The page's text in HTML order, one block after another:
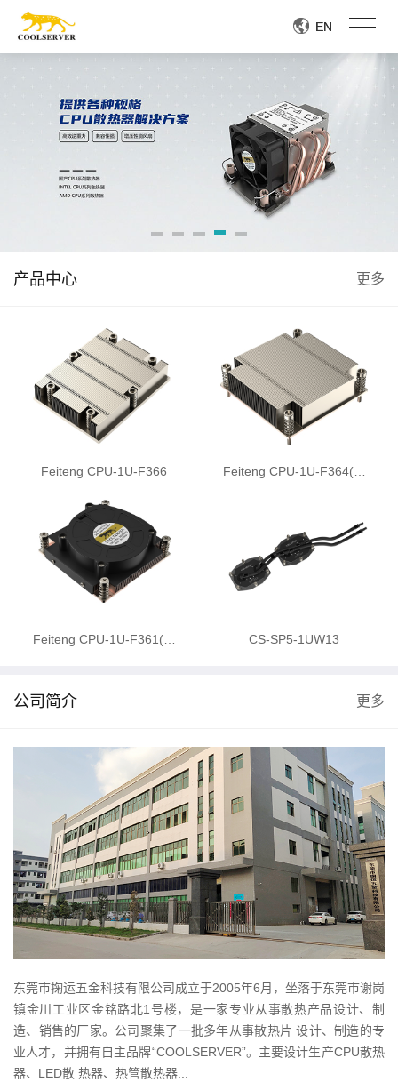
EN
EN
产品中心 更多
Feiteng CPU-1U-F366 Feiteng CPU-1U-F364(…
Feiteng CPU-1U-F361(… CS-SP5-1UW13
公司简介 更多
东莞市掬运五金科技有限公司成立于2005年6月，坐落于东莞市谢岗
镇金川工业区金铭路北1号楼，是一家专业从事散热产品设计、制
造、销售的厂家。公司聚集了一批多年从事散热片 设计、制造的专
业人才，并拥有自主品牌“COOLSERVER”。主要设计生产CPU散热
器、LED散 热器、热管散热器...